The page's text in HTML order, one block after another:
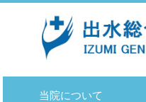
当院について